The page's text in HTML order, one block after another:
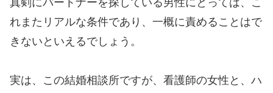
れまたリアルな条件であり、一概に責めることはで
きないといえるでしょう。
実は、この結婚相談所ですが、看護師の女性と、ハ